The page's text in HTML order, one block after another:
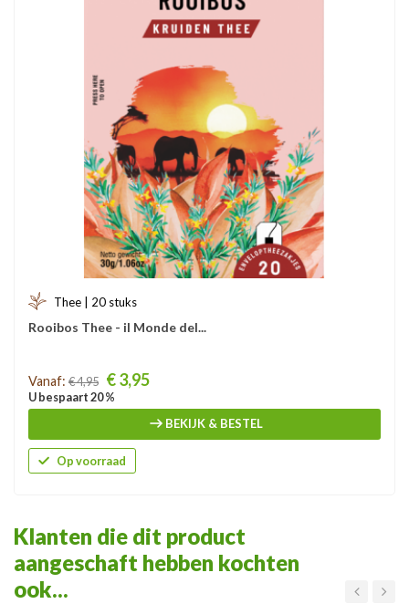
Thee | 20 stuks
Rooibos Thee - il Monde del...
Prijs
Vanaf: € 4,95 € 3,95
U bespaart 20 %
BEKIJK & BESTEL
Op voorraad
Klanten die dit product
aangeschaft hebben kochten
ook...